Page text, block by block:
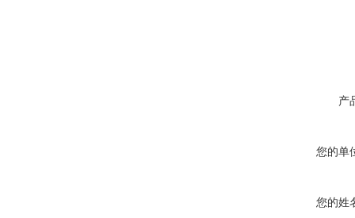
产
您的单
您的姓